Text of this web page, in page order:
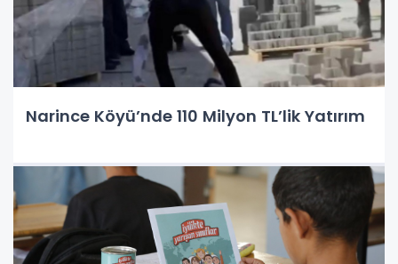
Narince Köyü’nde 110 Milyon TL’lik Yatırım